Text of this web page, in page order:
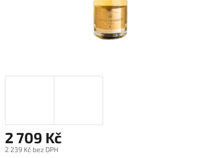
2 709 Kč
2 239 Kč bez DPH